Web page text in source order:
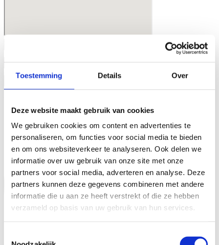
Toestemming Details Over
Deze website maakt gebruik van cookies
We gebruiken cookies om content en advertenties te
personaliseren, om functies voor social media te bieden
en om ons websiteverkeer te analyseren. Ook delen we
informatie over uw gebruik van onze site met onze
partners voor social media, adverteren en analyse. Deze
partners kunnen deze gegevens combineren met andere
informatie die u aan ze heeft verstrekt of die ze hebben
verzameld op basis van uw gebruik van hun services.